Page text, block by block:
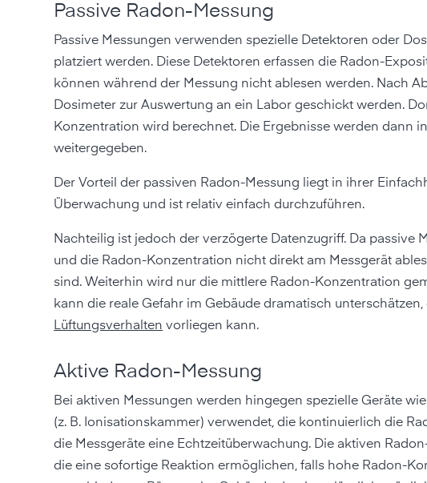
Passive Radon-Messung
Passive Messungen verwenden spezielle Detektoren oder
platziert werden. Diese Detektoren erfassen die Radon-
können während der Messung nicht ablesen werden. Nach
Dosimeter zur Auswertung an ein Labor geschickt werden.
Konzentration wird berechnet. Die Ergebnisse werden dann
weitergegeben.
Der Vorteil der passiven Radon-Messung liegt in ihrer
Überwachung und ist relativ einfach durchzuführen.
Nachteilig ist jedoch der verzögerte Datenzugriff. Da
und die Radon-Konzentration nicht direkt am Messgerät
sind. Weiterhin wird nur die mittlere Radon-Konzentration
kann die reale Gefahr im Gebäude dramatisch
Lüftungsverhalten vorliegen kann.
Aktive Radon-Messung
Bei aktiven Messungen werden hingegen spezielle Geräte
(z. B. Ionisationskammer) verwendet, die kontinuierlich die
die Messgeräte eine Echtzeitüberwachung. Die aktiven
die eine sofortige Reaktion ermöglichen, falls hohe Radon-